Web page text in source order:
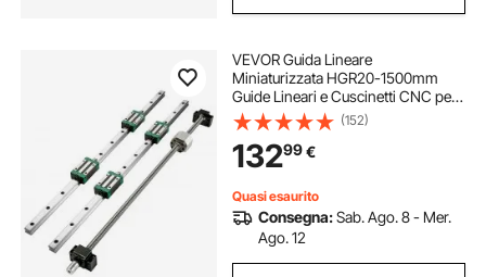
VEVOR Guida Lineare
Miniaturizzata HGR20-1500mm
Guide Lineari e Cuscinetti CNC per
Macchine di Automazione Fresatrici
CNC fai da te, Guida Lineare di
Scorrimento
(152)
13299€
Quasi esaurito
Consegna:Sab. Ago. 8 - Mer.
Ago. 12